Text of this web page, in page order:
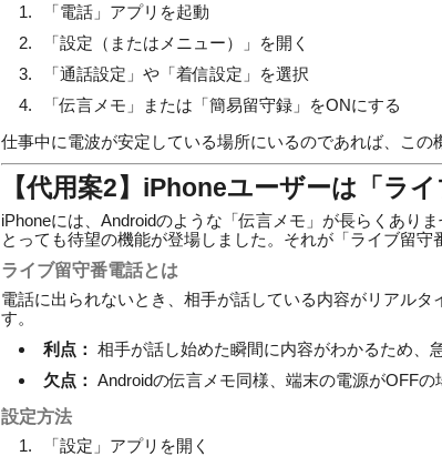
「電話」アプリを起動
「設定（またはメニュー）」を開く
「通話設定」や「着信設定」を選択
「伝言メモ」または「簡易留守録」をONにする
仕事中に電波が安定している場所にいるのであれば、この
【代用案2】iPhoneユーザーは「ラ
iPhoneには、Androidのような「伝言メモ」が長らくあり
とっても待望の機能が登場しました。それが「ライブ留守
ライブ留守番電話とは
電話に出られないとき、相手が話している内容がリアル
す。
利点： 相手が話し始めた瞬間に内容がわかるため、
欠点： Androidの伝言メモ同様、端末の電源がOFFの
設定方法
「設定」アプリを開く